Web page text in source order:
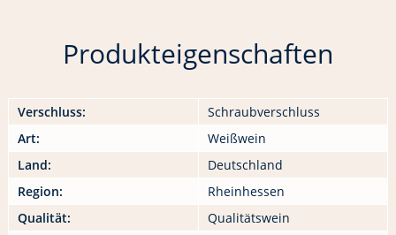
Produkteigenschaften
Verschluss:
Schraubverschluss
Art:
Weißwein
Land:
Deutschland
Region:
Rheinhessen
Qualität:
Qualitätswein